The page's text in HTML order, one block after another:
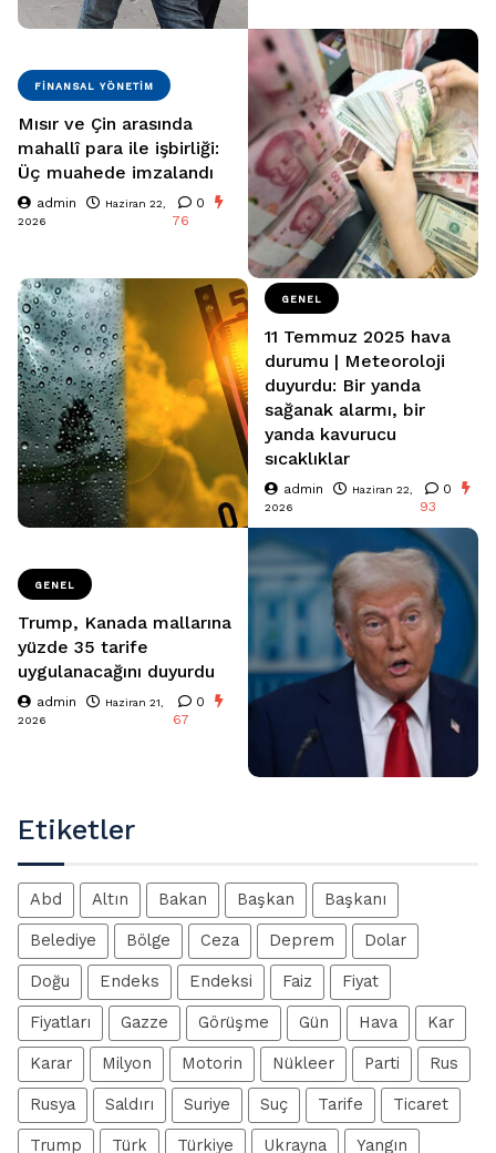
FINANSAL YÖNETIM
Mısır ve Çin arasında
mahallî para ile işbirliği:
Üç muahede imzalandı
admin
Haziran 22,
2026
0
76
GENEL
11 Temmuz 2025 hava
durumu | Meteoroloji
duyurdu: Bir yanda
sağanak alarmı, bir
yanda kavurucu
sıcaklıklar
admin
Haziran 22,
2026
0
93
GENEL
Trump, Kanada mallarına
yüzde 35 tarife
uygulanacağını duyurdu
admin
Haziran 21,
2026
0
67
Etiketler
Abd Altın Bakan Başkan Başkanı
Belediye Bölge Ceza Deprem Dolar
Doğu Endeks Endeksi Faiz Fiyat
Fiyatları Gazze Görüşme Gün Hava Kar
Karar Milyon Motorin Nükleer Parti Rus
Rusya Saldırı Suriye Suç Tarife Ticaret
Trump Türk Türkiye Ukrayna Yangın